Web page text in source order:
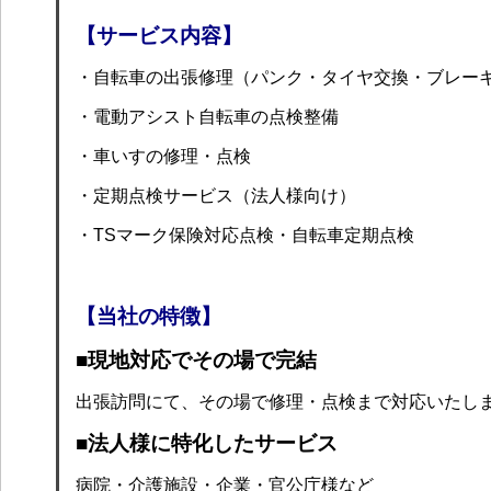
【サービス内容】
・自転車の出張修理（パンク・タイヤ交換・ブレー
・電動アシスト自転車の点検整備
・車いすの修理・点検
・定期点検サービス（法人様向け）
・TSマーク保険対応点検・自転車定期点検
【当社の特徴】
■現地対応でその場で完結
出張訪問にて、その場で修理・点検まで対応いたし
■法人様に特化したサービス
病院・介護施設・企業・官公庁様など